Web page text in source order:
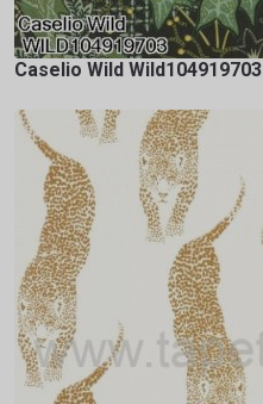
Caselio Wild Wild104919703